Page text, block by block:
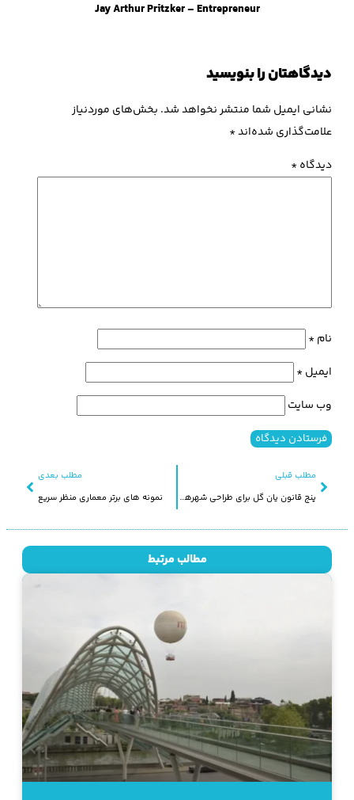
Jay Arthur Pritzker – Entrepreneur
مطلب قبلی
پنج قانون یان گل برای طراحی شهرهای بزرگ
مطلب بعدی
نمونه های برتر معماری منظر سریع
دیدگاهتان را بنویسید
نشانی ایمیل شما منتشر نخواهد شد. بخش‌های موردنیاز
علامت‌گذاری شده‌اند*
دیدگاه*
نام*
ایمیل*
وب‌ سایت
مطالب مرتبط